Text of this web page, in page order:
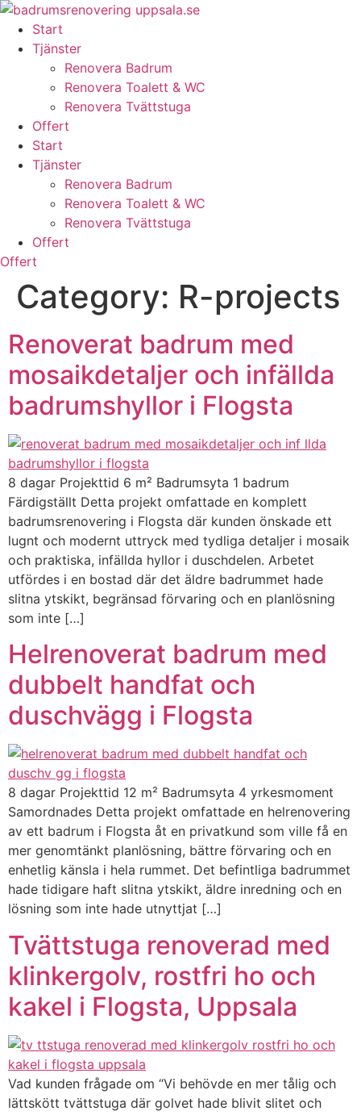
Skip
content
Start
Tjänster
Renovera Badrum
Renovera Toalett & WC
Renovera Tvättstuga
Offert
Start
Tjänster
Renovera Badrum
Renovera Toalett & WC
Renovera Tvättstuga
Offert
Offert
Category: R-projects
Renoverat badrum med
mosaikdetaljer och infällda
badrumshyllor i Flogsta
8 dagar Projekttid 6 m² Badrumsyta 1 badrum
Färdigställt Detta projekt omfattade en komplett
badrumsrenovering i Flogsta där kunden önskade ett
lugnt och modernt uttryck med tydliga detaljer i mosaik
och praktiska, infällda hyllor i duschdelen. Arbetet
utfördes i en bostad där det äldre badrummet hade
slitna ytskikt, begränsad förvaring och en planlösning
som inte […]
Helrenoverat badrum med
dubbelt handfat och
duschvägg i Flogsta
8 dagar Projekttid 12 m² Badrumsyta 4 yrkesmoment
Samordnades Detta projekt omfattade en helrenovering
av ett badrum i Flogsta åt en privatkund som ville få en
mer genomtänkt planlösning, bättre förvaring och en
enhetlig känsla i hela rummet. Det befintliga badrummet
hade tidigare haft slitna ytskikt, äldre inredning och en
lösning som inte hade utnyttjat […]
Tvättstuga renoverad med
klinkergolv, rostfri ho och
kakel i Flogsta, Uppsala
Vad kunden frågade om “Vi behövde en mer tålig och
lättskött tvättstuga där golvet hade blivit slitet och